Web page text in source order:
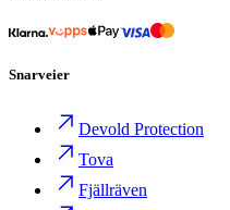
Snarveier
Devold Protection
Tova
Fjällräven